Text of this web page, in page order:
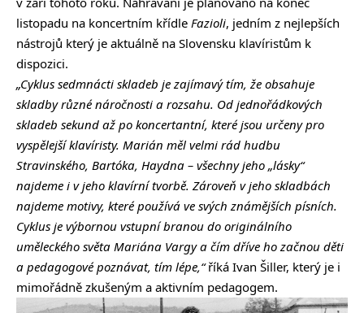
listopadu na koncertním křídle Fazioli, jedním z nejlepších
nástrojů který je aktuálně na Slovensku klavíristům k
dispozici.
„Cyklus sedmnácti skladeb je zajímavý tím, že obsahuje
skladby různé náročnosti a rozsahu. Od jednořádkových
skladeb sekund až po koncertantní, které jsou určeny pro
vyspělejší klavíristy. Marián měl velmi rád hudbu
Stravinského, Bartóka, Haydna – všechny jeho „lásky“
najdeme i v jeho klavírní tvorbě. Zároveň v jeho skladbách
najdeme motivy, které používá ve svých známějších písních.
Cyklus je výbornou vstupní branou do originálního
uměleckého světa Mariána Vargy a čím dříve ho začnou děti
a pedagogové poznávat, tím lépe,“říká Ivan Šiller, který je i
mimořádně zkušeným a aktivním pedagogem.